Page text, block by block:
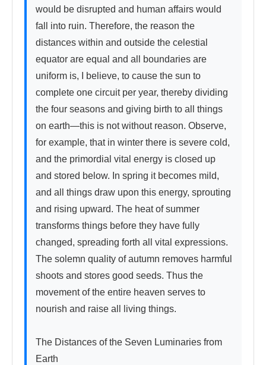
would be disrupted and human affairs would
fall into ruin. Therefore, the reason the
distances within and outside the celestial
equator are equal and all boundaries are
uniform is, I believe, to cause the sun to
complete one circuit per year, thereby dividing
the four seasons and giving birth to all things
on earth—this is not without reason. Observe,
for example, that in winter there is severe cold,
and the primordial vital energy is closed up
and stored below. In spring it becomes mild,
and all things draw upon this energy, sprouting
and rising upward. The heat of summer
transforms things before they have fully
changed, spreading forth all vital expressions.
The solemn quality of autumn removes harmful
shoots and stores good seeds. Thus the
movement of the entire heaven serves to
nourish and raise all living things.
The Distances of the Seven Luminaries from
Earth